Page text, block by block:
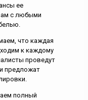
ее
с любыми
что каждая
к каждому
проведут
предложат
полный